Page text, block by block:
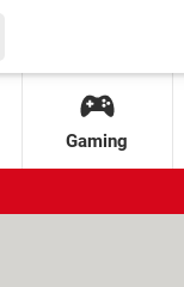
Gaming